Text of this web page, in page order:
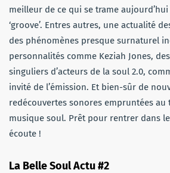
meilleur de ce qui se trame
‘groove’. Entres autres, une actualité
des phénomènes presque surnaturel
personnalités comme Keziah Jones,
singuliers d’acteurs de la soul 2.0,
invité de l’émission. Et bien-sûr de
redécouvertes sonores empruntées au
musique soul. Prêt pour rentrer dans
écoute !
La Belle Soul Actu #2